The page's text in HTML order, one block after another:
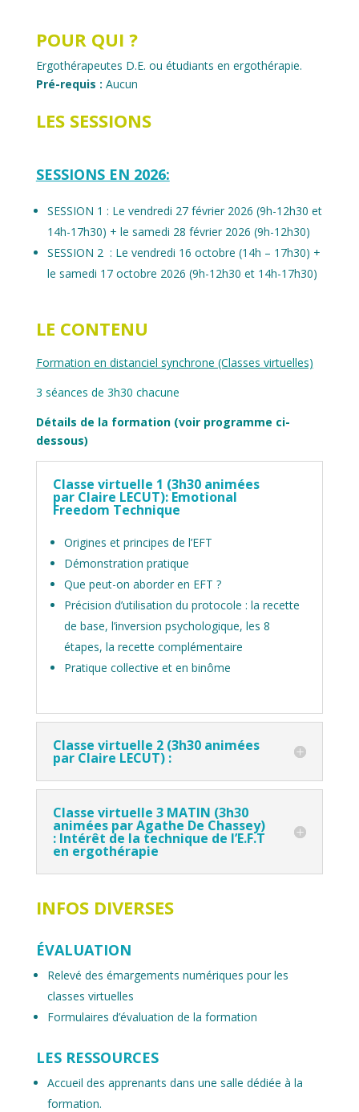
POUR QUI ?
Ergothérapeutes D.E. ou étudiants en ergothérapie.
Pré-requis : Aucun
LES SESSIONS
SESSIONS EN 2026:
SESSION 1 : Le vendredi 27 février 2026 (9h-12h30 et
14h-17h30) + le samedi 28 février 2026 (9h-12h30)
SESSION 2 : Le vendredi 16 octobre (14h – 17h30) +
le samedi 17 octobre 2026 (9h-12h30 et 14h-17h30)
LE CONTENU
Formation en distanciel synchrone (Classes virtuelles)
3 séances de 3h30 chacune
Détails de la formation (voir programme ci-
dessous)
Classe virtuelle 1 (3h30 animées
par Claire LECUT): Emotional
Freedom Technique
Origines et principes de l’EFT
Démonstration pratique
Que peut-on aborder en EFT ?
Précision d’utilisation du protocole : la recette
de base, l’inversion psychologique, les 8
étapes, la recette complémentaire
Pratique collective et en binôme
Classe virtuelle 2 (3h30 animées
par Claire LECUT) :
Classe virtuelle 3 MATIN (3h30
animées par Agathe De Chassey)
: Intérêt de la technique de l’E.F.T
en ergothérapie
INFOS DIVERSES
ÉVALUATION
Relevé des émargements numériques pour les
classes virtuelles
Formulaires d’évaluation de la formation
LES RESSOURCES
Accueil des apprenants dans une salle dédiée à la
formation.